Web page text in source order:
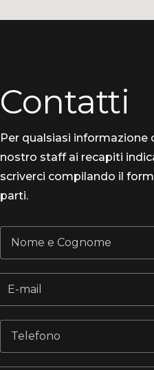
Contatti
Per qualsiasi
nostro staff ai recapiti
scriverci compilando il
parti.